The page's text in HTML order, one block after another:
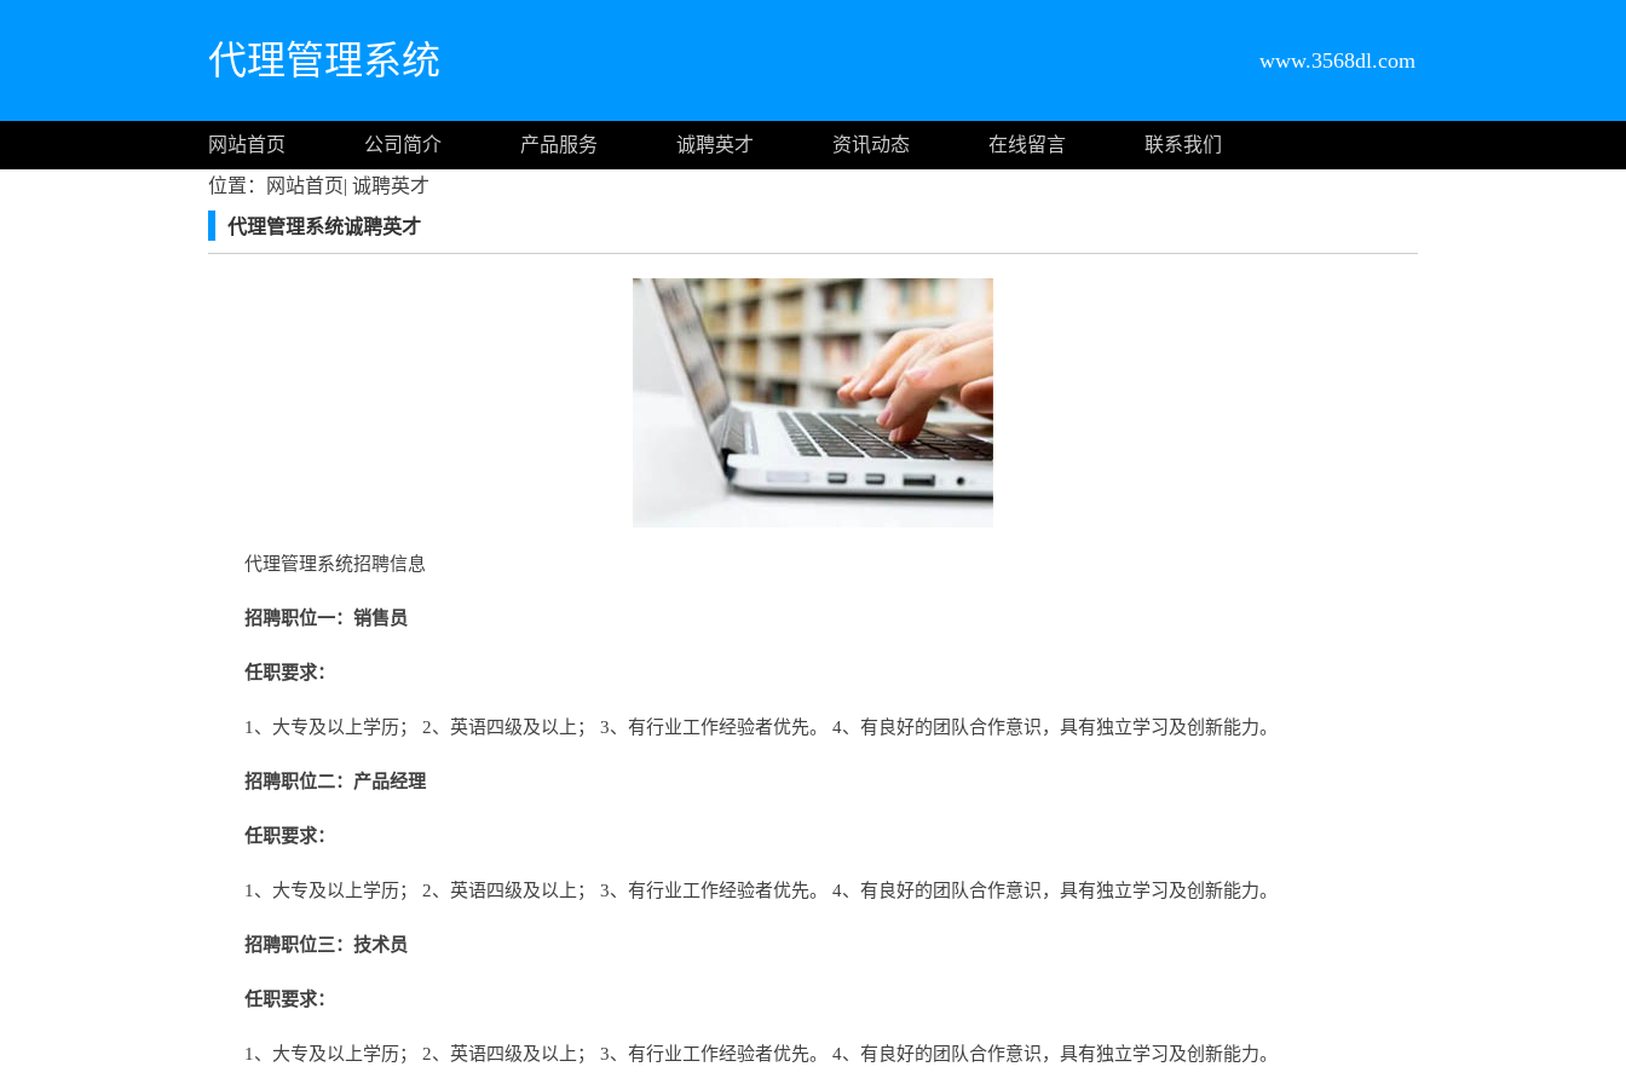
代理管理系统 www.3568dl.com
网站首页 公司简介 产品服务 诚聘英才 资讯动态 在线留言
联系我们
位置：
网站首页| 诚聘英才
代理管理系统诚聘英才
代理管理系统招聘信息
招聘职位一：销售员
任职要求：
1、大专及以上学历； 2、英语四级及以上； 3、有行业工作经验者优先。 4、有良好的团队合作意识，具有独立学习及创新能力。
招聘职位二：产品经理
任职要求：
1、大专及以上学历； 2、英语四级及以上； 3、有行业工作经验者优先。 4、有良好的团队合作意识，具有独立学习及创新能力。
招聘职位三：技术员
任职要求：
1、大专及以上学历； 2、英语四级及以上； 3、有行业工作经验者优先。 4、有良好的团队合作意识，具有独立学习及创新能力。